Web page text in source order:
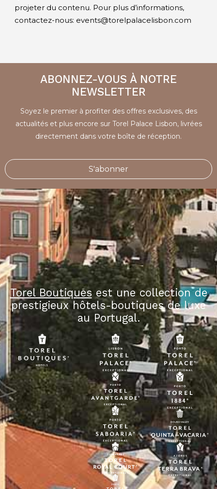
projeter du contenu. Pour plus d’informations,
contactez-nous: events@torelpalacelisbon.com
ABONNEZ-VOUS À NOTRE
NEWSLETTER
Soyez le premier à profiter des offres exclusives, des
actualités et plus encore sur Torel Palace Lisbon, livrées
directement dans votre boîte de réception.
S'abonner
Torel Boutiquesest une collection de
prestigieux hôtels-boutiques de luxe
au Portugal.